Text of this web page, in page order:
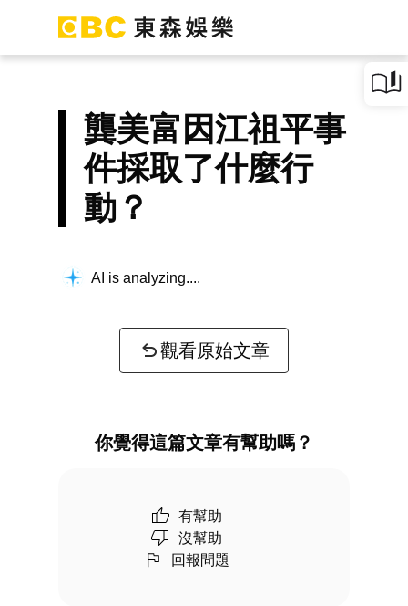
龔美富因江祖平事
件採取了什麼行
動？
AI is analyzing...
觀看原始文章
你覺得這篇文章有幫助嗎？
有幫助
沒幫助
回報問題